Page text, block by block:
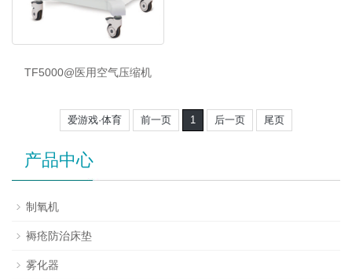
TF5000@医用空气压缩机
爱游戏·体育 前一页 1 后一页 尾页
产品中心
制氧机
褥疮防治床垫
雾化器